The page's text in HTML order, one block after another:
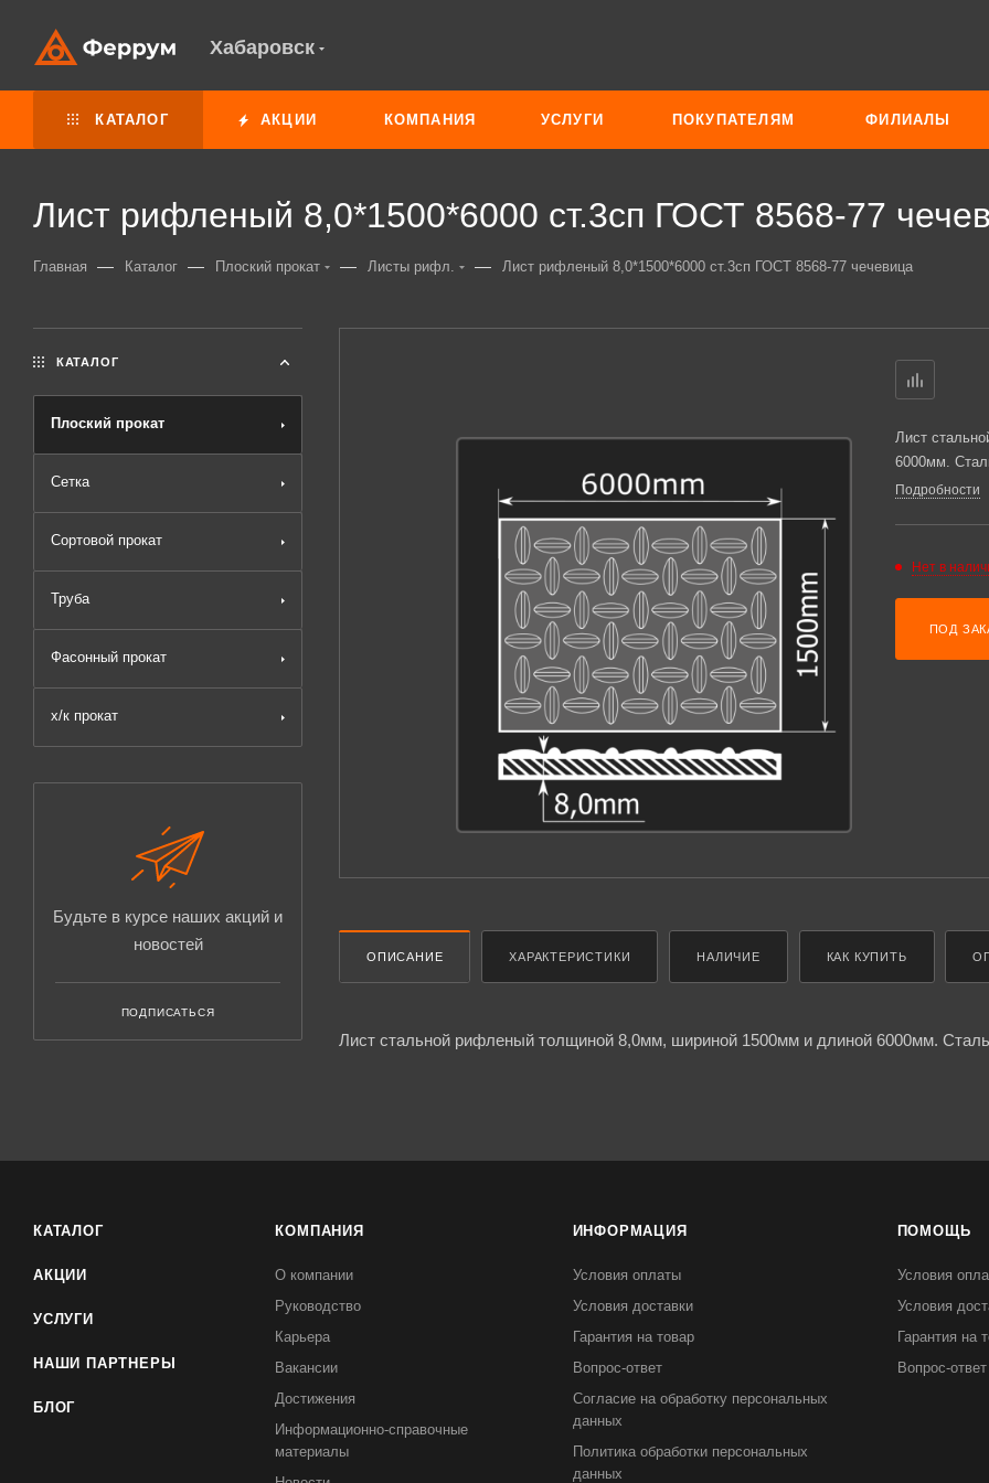
Хабаровск
КАТАЛОГ АКЦИИ КОМПАНИЯ УСЛУГИ ПОКУПАТЕЛЯМ ФИЛИАЛЫ
Лист рифленый 8,0*1500*6000 ст.3сп ГОСТ 8568-77
Главная — Каталог — Плоский прокат — Листы рифл. — Лист рифленый 8,0*1500*6000 ст.3сп ГОСТ 8568-77 чечевица
Лист
6000мм.
Подробности
Нет в
ПОД
ОПИСАНИЕ ХАРАКТЕРИСТИКИ НАЛИЧИЕ КАК КУПИТЬ
Лист стальной рифленый толщиной 8,0мм, шириной 1500мм и длиной 6000мм.
КАТАЛОГ
Плоский прокат
Сетка
Сортовой прокат
Труба
Фасонный прокат
х/к прокат
Будьте в курсе наших акций и
новостей
ПОДПИСАТЬСЯ
КАТАЛОГ
АКЦИИ
УСЛУГИ
НАШИ ПАРТНЕРЫ
БЛОГ
КОМПАНИЯ
О компании
Руководство
Карьера
Вакансии
Достижения
Информационно-справочные
материалы
ИНФОРМАЦИЯ
Условия оплаты
Условия доставки
Гарантия на товар
Вопрос-ответ
Согласие на обработку персональных
данных
Политика обработки персональных
данных
ПОМОЩЬ
Условия
Условия
Гарантия на
Вопрос-ответ